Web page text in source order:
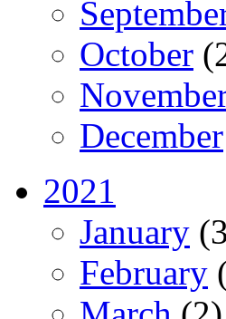
October
December
2021
January
February